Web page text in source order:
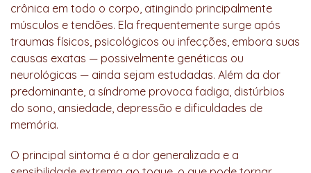
crônica em todo o corpo, atingindo principalmente
músculos e tendões. Ela frequentemente surge após
traumas físicos, psicológicos ou infecções, embora suas
causas exatas — possivelmente genéticas ou
neurológicas — ainda sejam estudadas. Além da dor
predominante, a síndrome provoca fadiga, distúrbios
do sono, ansiedade, depressão e dificuldades de
memória.
O principal sintoma é a dor generalizada e a